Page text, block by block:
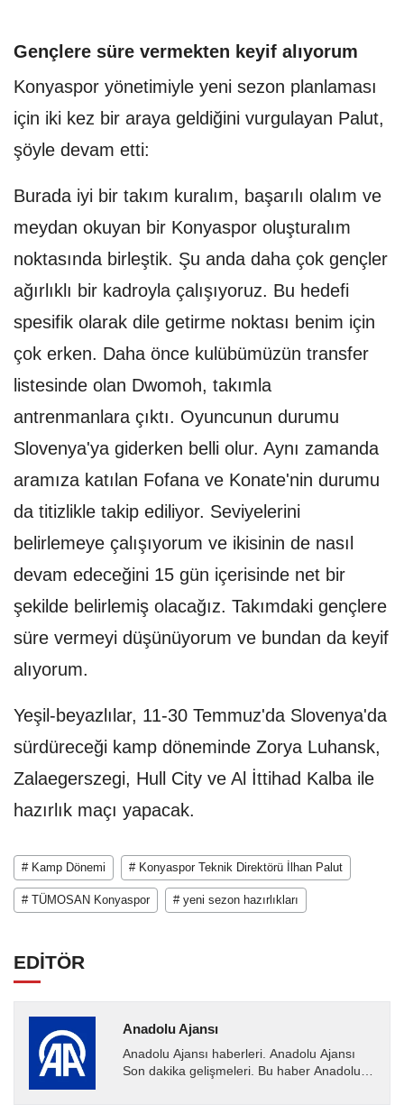
Gençlere süre vermekten keyif alıyorum
Konyaspor yönetimiyle yeni sezon planlaması
için iki kez bir araya geldiğini vurgulayan Palut,
şöyle devam etti:
Burada iyi bir takım kuralım, başarılı olalım ve
meydan okuyan bir Konyaspor oluşturalım
noktasında birleştik. Şu anda daha çok gençler
ağırlıklı bir kadroyla çalışıyoruz. Bu hedefi
spesifik olarak dile getirme noktası benim için
çok erken. Daha önce kulübümüzün transfer
listesinde olan Dwomoh, takımla
antrenmanlara çıktı. Oyuncunun durumu
Slovenya'ya giderken belli olur. Aynı zamanda
aramıza katılan Fofana ve Konate'nin durumu
da titizlikle takip ediliyor. Seviyelerini
belirlemeye çalışıyorum ve ikisinin de nasıl
devam edeceğini 15 gün içerisinde net bir
şekilde belirlemiş olacağız. Takımdaki gençlere
süre vermeyi düşünüyorum ve bundan da keyif
alıyorum.
Yeşil-beyazlılar, 11-30 Temmuz'da Slovenya'da
sürdüreceği kamp döneminde Zorya Luhansk,
Zalaegerszegi, Hull City ve Al İttihad Kalba ile
hazırlık maçı yapacak.
# Kamp Dönemi # Konyaspor Teknik Direktörü İlhan Palut
# TÜMOSAN Konyaspor # yeni sezon hazırlıkları
EDİTÖR
Anadolu Ajansı
Anadolu Ajansı haberleri. Anadolu Ajansı
Son dakika gelişmeleri. Bu haber Anadolu
Ajansı tarafından...